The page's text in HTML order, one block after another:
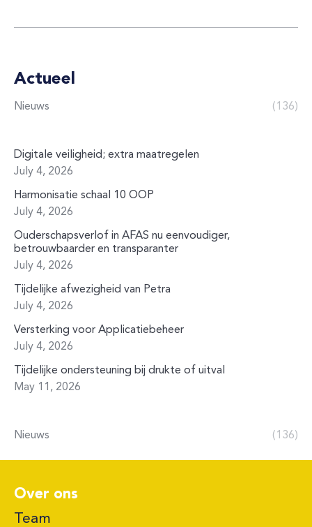
Actueel
Nieuws (136)
Digitale veiligheid; extra maatregelen
July 4, 2026
Harmonisatie schaal 10 OOP
July 4, 2026
Ouderschapsverlof in AFAS nu eenvoudiger,
betrouwbaarder en transparanter
July 4, 2026
Tijdelijke afwezigheid van Petra
July 4, 2026
Versterking voor Applicatiebeheer
July 4, 2026
Tijdelijke ondersteuning bij drukte of uitval
May 11, 2026
Nieuws (136)
Over ons
Team